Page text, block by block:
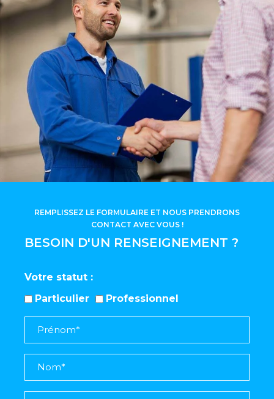
BESOIN D'UN RENSEIGNEMENT ?
REMPLISSEZ LE FORMULAIRE ET NOUS PRENDRONS
CONTACT AVEC VOUS !
Votre statut
Particulier
Professionnel